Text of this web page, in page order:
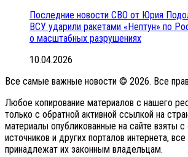
Последние новости СВО от Юрия
ВСУ ударили ракетами «Нептун» по
о масштабных разрушениях
10.04.2026
Все самые важные новости © 2026. Все
Любое копирование материалов с нашего
только с обратной активной ссылкой на
материалы опубликованные на сайте взяты
источников и других порталов интернета,
принадлежат их законным владельцам.